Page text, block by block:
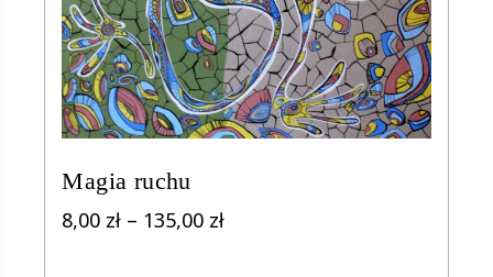
Magia ruchu
8,00 zł – 135,00 złZakres